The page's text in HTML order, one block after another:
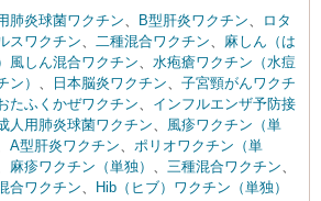
肺炎球菌ワクチン、 B型肝炎ワクチン、
ロタ
スワクチン、 二種混合ワクチン、 麻しん（は
風しん混合ワクチン、 水疱瘡ワクチン（水痘
ン） 、 日本脳炎ワクチン、 子宮頸がんワクチ
たふくかぜワクチン、 インフルエンザ予防接
人用肺炎球菌ワクチン、 風疹ワクチン（単
A型肝炎ワクチン、 ポリオワクチン（単
麻疹ワクチン（単独） 、 三種混合ワクチン、
合ワクチン、 Hib（ヒブ）ワクチン（単独）